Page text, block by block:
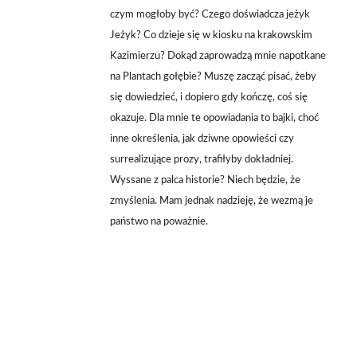
czym mogłoby być? Czego doświadcza jeżyk
Jeżyk? Co dzieje się w kiosku na krakowskim
Kazimierzu? Dokąd zaprowadzą mnie napotkane
na Plantach gołębie? Muszę zacząć pisać, żeby
się dowiedzieć, i dopiero gdy kończę, coś się
okazuje. Dla mnie te opowiadania to bajki, choć
inne określenia, jak dziwne opowieści czy
surrealizujące prozy, trafiłyby dokładniej.
Wyssane z palca historie? Niech będzie, że
zmyślenia. Mam jednak nadzieję, że wezmą je
państwo na poważnie.